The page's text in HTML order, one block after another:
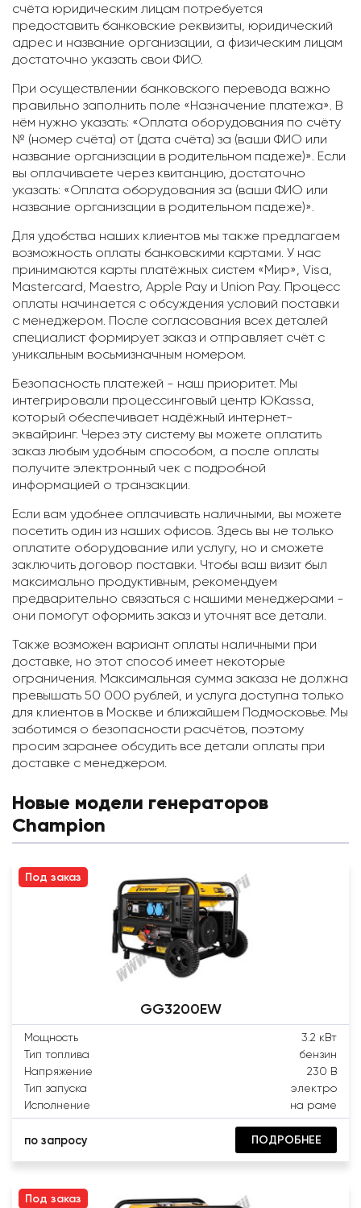
счёта юридическим лицам потребуется
предоставить банковские реквизиты, юридический
адрес и название организации, а физическим лицам
достаточно указать свои ФИО.
При осуществлении банковского перевода важно
правильно заполнить поле «Назначение платежа». В
нём нужно указать: «Оплата оборудования по счёту
№ (номер счёта) от (дата счёта) за (ваши ФИО или
название организации в родительном падеже)». Если
вы оплачиваете через квитанцию, достаточно
указать: «Оплата оборудования за (ваши ФИО или
название организации в родительном падеже)».
Для удобства наших клиентов мы также предлагаем
возможность оплаты банковскими картами. У нас
принимаются карты платёжных систем «Мир», Visa,
Mastercard, Maestro, Apple Pay и Union Pay. Процесс
оплаты начинается с обсуждения условий поставки
с менеджером. После согласования всех деталей
специалист формирует заказ и отправляет счёт с
уникальным восьмизначным номером.
Безопасность платежей - наш приоритет. Мы
интегрировали процессинговый центр ЮKassa,
который обеспечивает надёжный интернет-
эквайринг. Через эту систему вы можете оплатить
заказ любым удобным способом, а после оплаты
получите электронный чек с подробной
информацией о транзакции.
Если вам удобнее оплачивать наличными, вы можете
посетить один из наших офисов. Здесь вы не только
оплатите оборудование или услугу, но и сможете
заключить договор поставки. Чтобы ваш визит был
максимально продуктивным, рекомендуем
предварительно связаться с нашими менеджерами -
они помогут оформить заказ и уточнят все детали.
Также возможен вариант оплаты наличными при
доставке, но этот способ имеет некоторые
ограничения. Максимальная сумма заказа не должна
превышать 50 000 рублей, и услуга доступна только
для клиентов в Москве и ближайшем Подмосковье. Мы
заботимся о безопасности расчётов, поэтому
просим заранее обсудить все детали оплаты при
доставке с менеджером.
Новые модели генераторов
Champion
Под заказ
GG3200EW
Мощность
3.2 кВт
Тип топлива
бензин
Напряжение
230 В
Тип запуска
электро
Исполнение
на раме
по запросу ПОДРОБНЕЕ
Под заказ